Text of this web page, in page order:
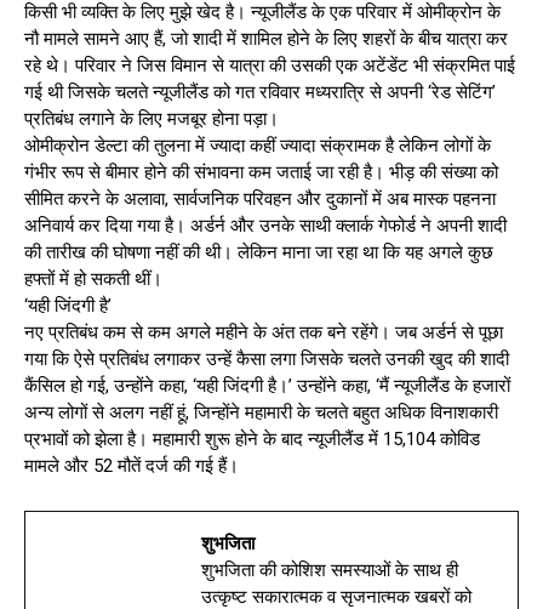
किसी भी व्यक्ति के लिए मुझे खेद है। न्यूजीलैंड के एक परिवार में ओमीक्रोन के
नौ मामले सामने आए हैं, जो शादी में शामिल होने के लिए शहरों के बीच यात्रा कर
रहे थे। परिवार ने जिस विमान से यात्रा की उसकी एक अटेंडेंट भी संक्रमित पाई
गई थी जिसके चलते न्यूजीलैंड को गत रविवार मध्यरात्रि से अपनी ‘रेड सेटिंग’
प्रतिबंध लगाने के लिए मजबूर होना पड़ा।
ओमीक्रोन डेल्टा की तुलना में ज्यादा कहीं ज्यादा संक्रामक है लेकिन लोगों के
गंभीर रूप से बीमार होने की संभावना कम जताई जा रही है। भीड़ की संख्या को
सीमित करने के अलावा, सार्वजनिक परिवहन और दुकानों में अब मास्क पहनना
अनिवार्य कर दिया गया है। अर्डर्न और उनके साथी क्लार्क गेफोर्ड ने अपनी शादी
की तारीख की घोषणा नहीं की थी। लेकिन माना जा रहा था कि यह अगले कुछ
हफ्तों में हो सकती थीं।
‘यही जिंदगी है’
नए प्रतिबंध कम से कम अगले महीने के अंत तक बने रहेंगे। जब अर्डर्न से पूछा
गया कि ऐसे प्रतिबंध लगाकर उन्हें कैसा लगा जिसके चलते उनकी खुद की शादी
कैंसिल हो गई, उन्होंने कहा, ‘यही जिंदगी है।’ उन्होंने कहा, ‘मैं न्यूजीलैंड के हजारों
अन्य लोगों से अलग नहीं हूं, जिन्होंने महामारी के चलते बहुत अधिक विनाशकारी
प्रभावों को झेला है। महामारी शुरू होने के बाद न्यूजीलैंड में 15,104 कोविड
मामले और 52 मौतें दर्ज की गई हैं।
शुभजिता
शुभजिता की कोशिश समस्याओं के साथ ही
उत्कृष्ट सकारात्मक व सृजनात्मक खबरों को